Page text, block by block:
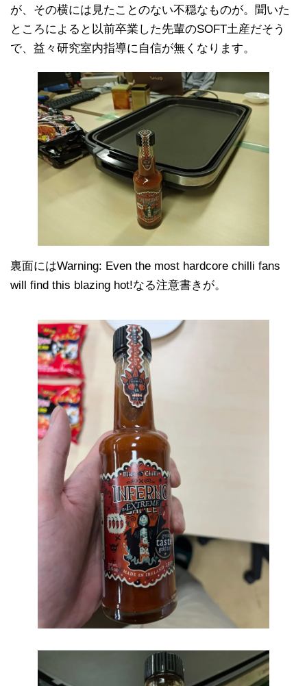
が、その横には見たことのない不穏なものが。聞いた
ところによると以前卒業した先輩のSOFT土産だそう
で、益々研究室内指導に自信が無くなります。
裏面にはWarning: Even the most hardcore chilli fans
will find this blazing hot!なる注意書きが。